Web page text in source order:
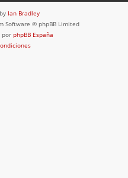
Ian Bradley
Software © phpBB Limited
por phpBB España